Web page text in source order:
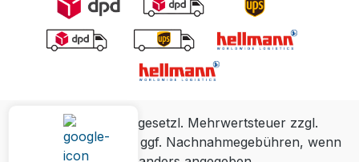
Alle Preise inkl. gesetzl. Mehrwertsteuer zzgl.
Versandkostenund ggf. Nachnahmegebühren, wenn